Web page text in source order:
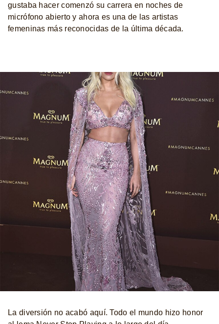
gustaba hacer comenzó su carrera en noches de
micrófono abierto y ahora es una de las artistas
femeninas más reconocidas de la última década.
La diversión no acabó aquí. Todo el mundo hizo honor